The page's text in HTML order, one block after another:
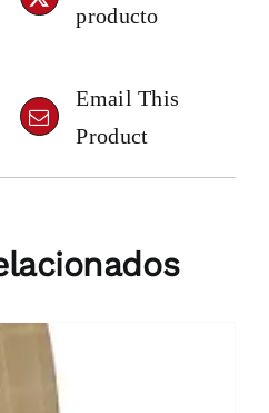
producto
Email This
Product